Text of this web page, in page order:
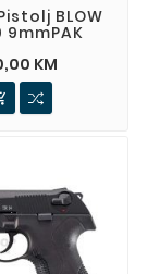
BLOW
9mmPAK
KM